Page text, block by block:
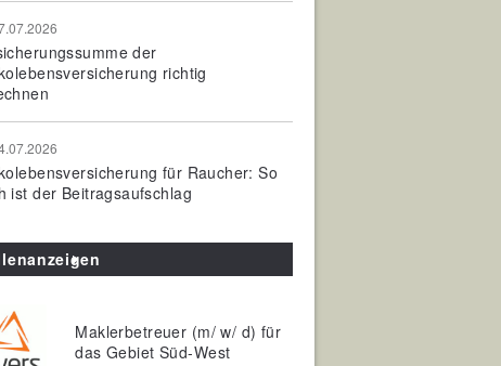
der
richtig
für Raucher: So
ist der Beitragsaufschlag
Maklerbetreuer (m/ w/ d) für
das Gebiet Süd-West